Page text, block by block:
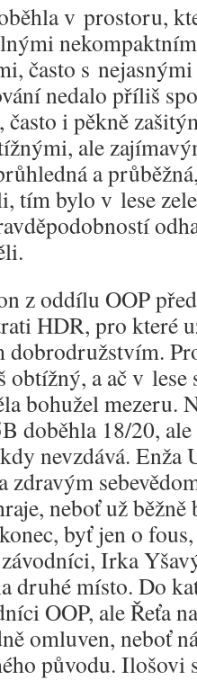
v prostoru,
často s
nedalo příliš
i pěkně
ale
a
tím bylo v lese
z oddílu OOP
HDR, pro které
dobrodružstvím.
obtížný, a ač v
bohužel mezeru.
doběhla 18/20, ale
nevzdává. Enža
zdravým
neboť už běžně
byť jen o
Irka
druhé místo. Do
OOP, ale Řeťa
omluven, neboť
původu. Ilošovi